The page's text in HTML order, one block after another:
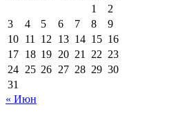
1
2
3
4 5 6 7 8
9
10 11 12 13 14 15 16
17 18 19 20 21 22 23
24 25 26 27 28 29 30
31
« Июн